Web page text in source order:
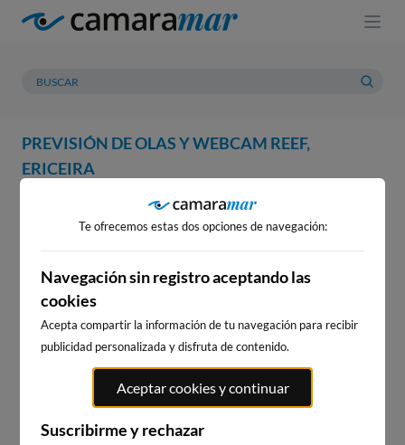
PREVISIÓN DE OLAS Y WEBCAM REEF,
ERICEIRA
PREVISIÓN METEOROLOGÍA
WEBCAM REEF, ERICEIRA
WEBCAMS CERCANAS
Te ofrecemos estas dos opciones de navegación:
Navegación sin registro aceptando las
cookies
Acepta compartir la información de tu navegación para recibir
publicidad personalizada y disfruta de contenido.
Aceptar cookies y continuar
Suscribirme y rechazar